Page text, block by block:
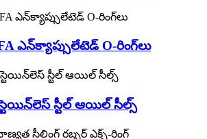
ఎన్‌క్యాప్సులేటెడ్ O-రింగ్‌లు
స్టీల్ ఆయిల్ సీల్స్